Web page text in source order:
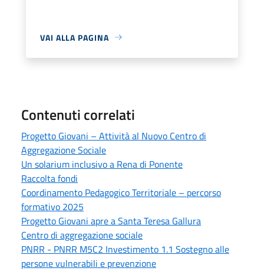
VAI ALLA PAGINA
Contenuti correlati
Progetto Giovani – Attività al Nuovo Centro di
Aggregazione Sociale
Un solarium inclusivo a Rena di Ponente
Raccolta fondi
Coordinamento Pedagogico Territoriale – percorso
formativo 2025
Progetto Giovani apre a Santa Teresa Gallura
Centro di aggregazione sociale
PNRR - PNRR M5C2 Investimento 1.1 Sostegno alle
persone vulnerabili e prevenzione